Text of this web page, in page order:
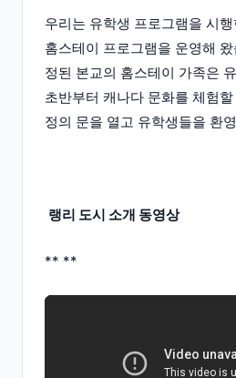
우리는 유학생 프로그램을 시
홈스테이 프로그램을 운영해
정된 본교의 홈스테이 가족은
초반부터 캐나다 문화를 체험
정의 문을 열고 유학생들을 환
랭리 도시 소개 동영상
** **